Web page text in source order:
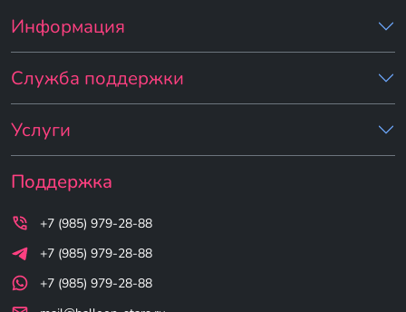
Информация
Служба поддержки
Услуги
Поддержка
+7 (985) 979-28-88
+7 (985) 979-28-88
+7 (985) 979-28-88